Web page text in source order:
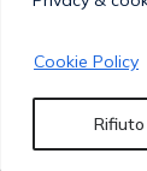
Cookie Policy
©